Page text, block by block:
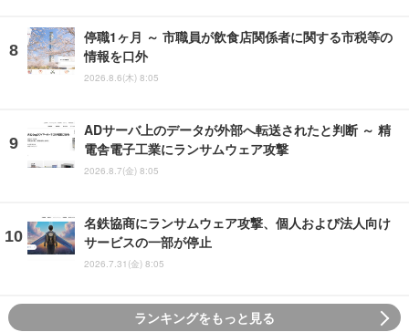
停職1ヶ月 ～ 市職員が飲食店関係者に関する市税等の
情報を口外
2026.8.6(木) 8:05
ADサーバ上のデータが外部へ転送されたと判断 ～ 精
電舎電子工業にランサムウェア攻撃
2026.8.7(金) 8:05
名鉄協商にランサムウェア攻撃、個人および法人向け
サービスの一部が停止
2026.7.31(金) 8:05
ランキングをもっと見る